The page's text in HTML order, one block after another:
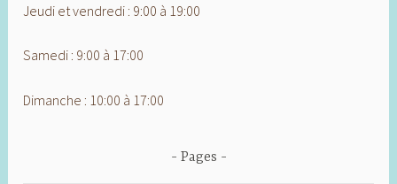
Jeudi et vendredi : 9:00 à 19:00
Samedi : 9:00 à 17:00
Dimanche : 10:00 à 17:00
Pages